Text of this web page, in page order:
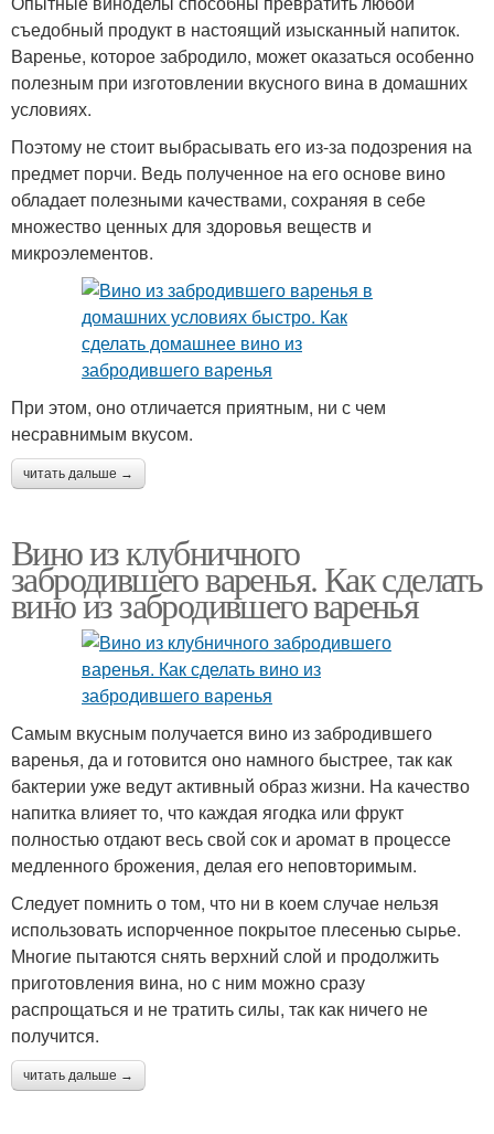
съедобный продукт в настоящий изысканный напиток.
Варенье, которое забродило, может оказаться особенно
полезным при изготовлении вкусного вина в домашних
условиях.
Поэтому не стоит выбрасывать его из-за подозрения на
предмет порчи. Ведь полученное на его основе вино
обладает полезными качествами, сохраняя в себе
множество ценных для здоровья веществ и
микроэлементов.
При этом, оно отличается приятным, ни с чем
несравнимым вкусом.
читать дальше →
Вино из клубничного
забродившего варенья. Как сделать
вино из забродившего варенья
Самым вкусным получается вино из забродившего
варенья, да и готовится оно намного быстрее, так как
бактерии уже ведут активный образ жизни. На качество
напитка влияет то, что каждая ягодка или фрукт
полностью отдают весь свой сок и аромат в процессе
медленного брожения, делая его неповторимым.
Следует помнить о том, что ни в коем случае нельзя
использовать испорченное покрытое плесенью сырье.
Многие пытаются снять верхний слой и продолжить
приготовления вина, но с ним можно сразу
распрощаться и не тратить силы, так как ничего не
получится.
читать дальше →